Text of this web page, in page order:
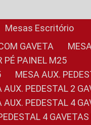
Mesas Escritório
GAVETA
PÉ PAINEL M25
MESA AUX.
AUX. PEDESTAL 2
AUX. PEDESTAL 4
PEDESTAL 4